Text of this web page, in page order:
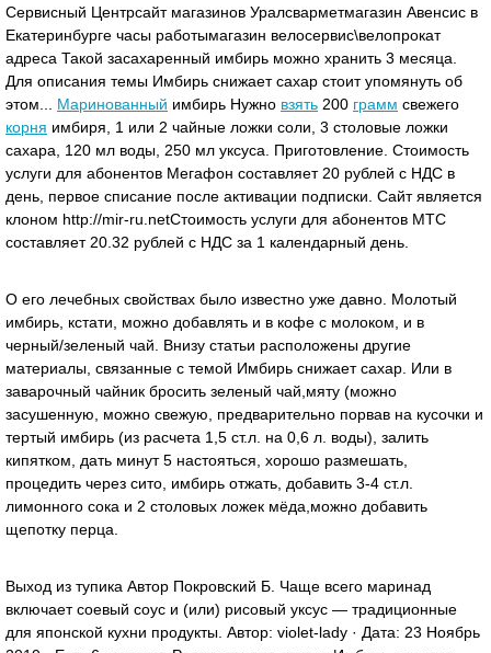
Сервисный Центрсайт магазинов Уралсварметмагазин Авенсис в
Екатеринбурге часы работымагазин велосервис\велопрокат
адреса Такой засахаренный имбирь можно хранить 3 месяца.
Для описания темы Имбирь снижает сахар стоит упомянуть об
этом... Маринованный имбирь Нужно взять 200 грамм свежего
корня имбиря, 1 или 2 чайные ложки соли, 3 столовые ложки
сахара, 120 мл воды, 250 мл уксуса. Приготовление. Стоимость
услуги для абонентов Мегафон составляет 20 рублей с НДС в
день, первое списание после активации подписки. Сайт является
клоном http://mir-ru.nеtСтоимость услуги для абонентов МТС
составляет 20.32 рублей с НДС за 1 календарный день.
О его лечебных свойствах было известно уже давно. Молотый
имбирь, кстати, можно добавлять и в кофе с молоком, и в
черный/зеленый чай. Внизу статьи расположены другие
материалы, связанные с темой Имбирь снижает сахар. Или в
заварочный чайник бросить зеленый чай,мяту (можно
засушенную, можно свежую, предварительно порвав на кусочки и
тертый имбирь (из расчета 1,5 ст.л. на 0,6 л. воды), залить
кипятком, дать минут 5 настояться, хорошо размешать,
процедить через сито, имбирь отжать, добавить 3-4 ст.л.
лимонного сока и 2 столовых ложек мёда,можно добавить
щепотку перца.
Выход из тупика Автор Покровский Б. Чаще всего маринад
включает соевый соус и (или) рисовый уксус — традиционные
для японской кухни продукты. Автор: violet-lady · Дата: 23 Ноябрь